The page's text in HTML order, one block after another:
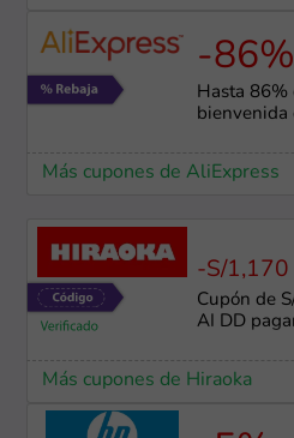
-86%
Hasta 86%
bienvenida
Más cupones de AliExpress
-S/1,170
Cupón de
AI DD
Más cupones de Hiraoka